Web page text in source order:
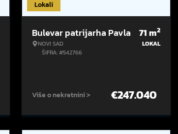
Lokali
Bulevar patrijarha Pavla
NOVI SAD
ŠIFRA: #542766
71m2
LOKAL
Više o nekretnini > €247.040